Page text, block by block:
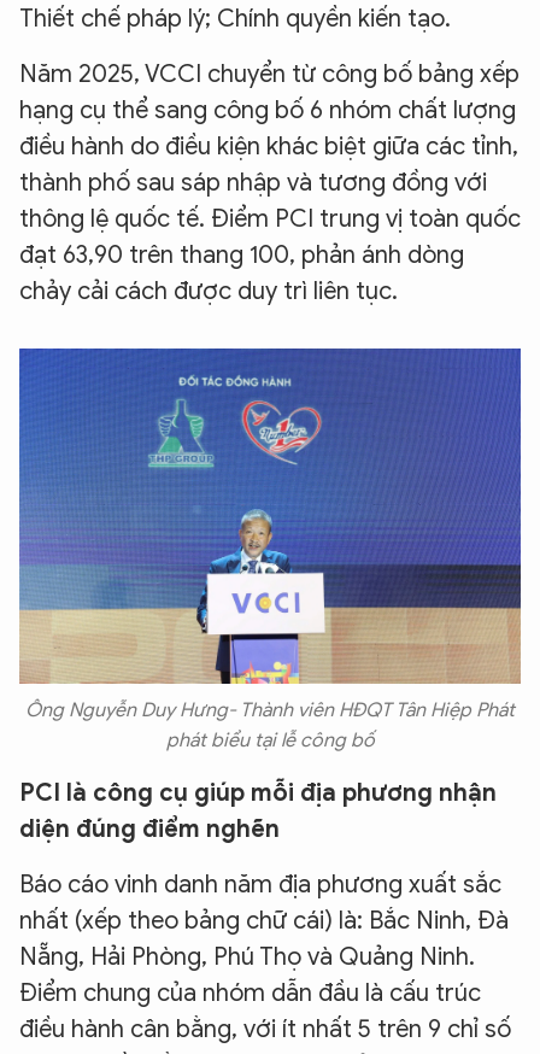
Thiết chế pháp lý; Chính quyền kiến tạo.
Năm 2025, VCCI chuyển từ công bố bảng xếp
hạng cụ thể sang công bố 6 nhóm chất lượng
điều hành do điều kiện khác biệt giữa các tỉnh,
thành phố sau sáp nhập và tương đồng với
thông lệ quốc tế. Điểm PCI trung vị toàn quốc
đạt 63,90 trên thang 100, phản ánh dòng
chảy cải cách được duy trì liên tục.
Ông Nguyễn Duy Hưng- Thành viên HĐQT Tân Hiệp Phát
phát biểu tại lễ công bố
PCI là công cụ giúp mỗi địa phương nhận
diện đúng điểm nghẽn
Báo cáo vinh danh năm địa phương xuất sắc
nhất (xếp theo bảng chữ cái) là: Bắc Ninh, Đà
Nẵng, Hải Phòng, Phú Thọ và Quảng Ninh.
Điểm chung của nhóm dẫn đầu là cấu trúc
điều hành cân bằng, với ít nhất 5 trên 9 chỉ số